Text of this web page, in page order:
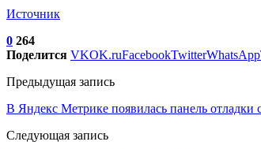
Источник
0 264
Поделится VKOK.ruFacebookTwitterWhatsApp
Предыдущая запись
В Яндекс Метрике появилась панель отладки
Следующая запись